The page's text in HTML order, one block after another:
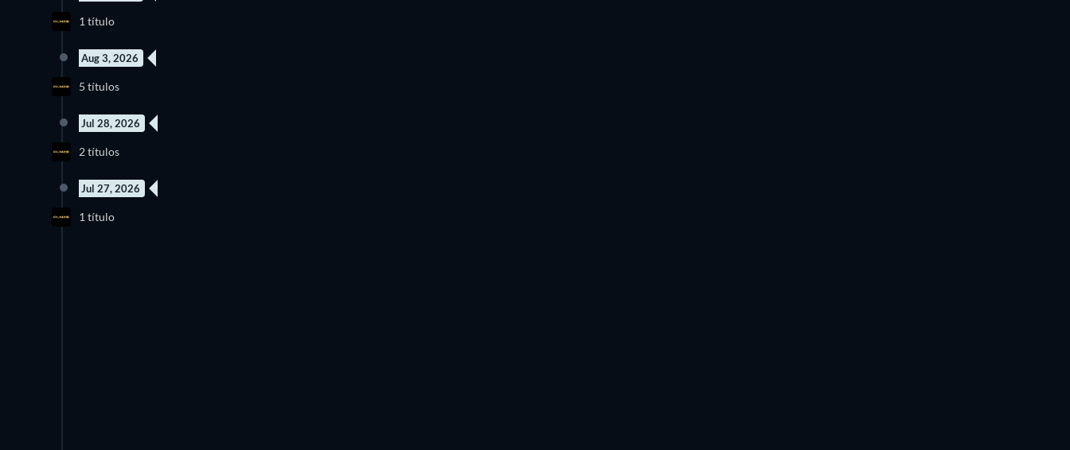
1 título
Aug 3, 2026
5 títulos
Jul 28, 2026
2 títulos
Jul 27, 2026
1 título